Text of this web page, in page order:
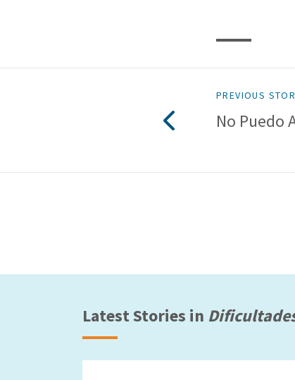
PREVIOUS
No Puedo
Latest Stories in